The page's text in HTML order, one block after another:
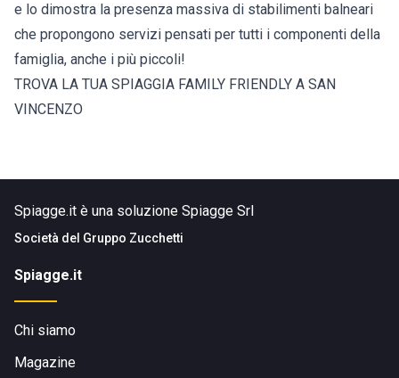
e lo dimostra la presenza massiva di stabilimenti balneari
che propongono servizi pensati per tutti i componenti della
famiglia, anche i più piccoli!
TROVA LA TUA SPIAGGIA FAMILY FRIENDLY A SAN
VINCENZO
Spiagge.it è una soluzione Spiagge Srl
Società del Gruppo Zucchetti
Spiagge.it
Chi siamo
Magazine